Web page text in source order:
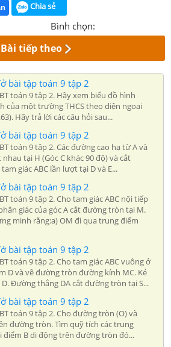
Chia sẻ
Bình chọn:
Bài tiếp theo
bài tập toán 9 tập 2
toán 9 tập 2. Hãy xem biểu đồ hình
của một trường THCS theo diện ngoại
Hãy trả lời các câu hỏi sau...
bài tập toán 9 tập 2
toán 9 tập 2. Các đường cao hạ từ A và
nhau tại H (Góc C khác 90 độ) và cắt
giác ABC lần lượt tại D và E...
bài tập toán 9 tập 2
toán 9 tập 2. Cho tam giác ABC nội tiếp
giác của góc A cắt đường tròn tại M.
minh rằng:a) OM đi qua trung điểm
bài tập toán 9 tập 2
toán 9 tập 2. Cho tam giác ABC vuông ở
D và vẽ đường tròn đường kính MC. Kẻ
Đường thẳng DA cắt đường tròn tại S...
bài tập toán 9 tập 2
toán 9 tập 2. Cho đường tròn (O) và
đường tròn. Tìm quỹ tích các trung
điểm B di động trên đường tròn đó...